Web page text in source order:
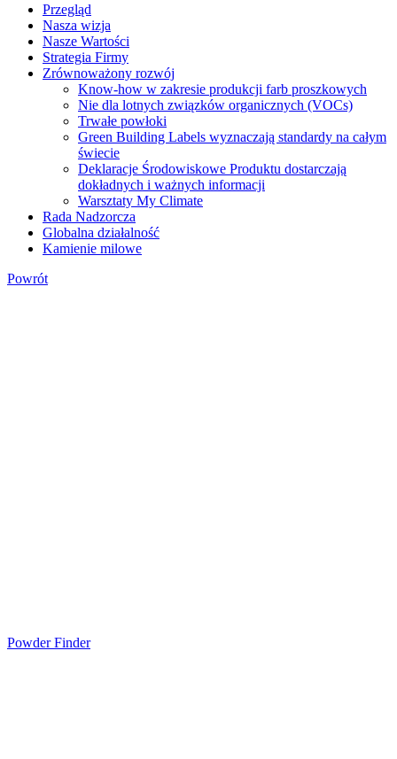
Przegląd
Nasza wizja
Nasze Wartości
Strategia Firmy
Zrównoważony rozwój
Know-how w zakresie produkcji farb proszkowych
Nie dla lotnych związków organicznych (VOCs)
Trwałe powłoki
Green Building Labels wyznaczają standardy na całym
świecie
Deklaracje Środowiskowe Produktu dostarczają
dokładnych i ważnych informacji
Warsztaty My Climate
Rada Nadzorcza
Globalna działalność
Kamienie milowe
Powrót
Powder Finder